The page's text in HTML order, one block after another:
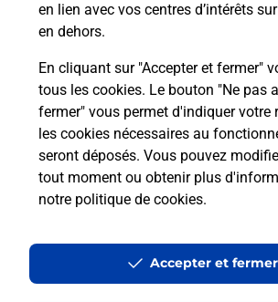
en lien avec vos centres d’intérêts
en dehors.
En cliquant sur "Accepter et fermer"
tous les cookies. Le bouton "Ne pas
fermer" vous permet d'indiquer votre
les cookies nécessaires au
seront déposés. Vous pouvez
tout moment ou obtenir plus
notre politique de cookies.
Accepter et fermer
Questions
Comment retourner un colis
en ligne depuis votre boîte
Comment envoyer un colis
retour chez un e-commerçant
déplacer ?